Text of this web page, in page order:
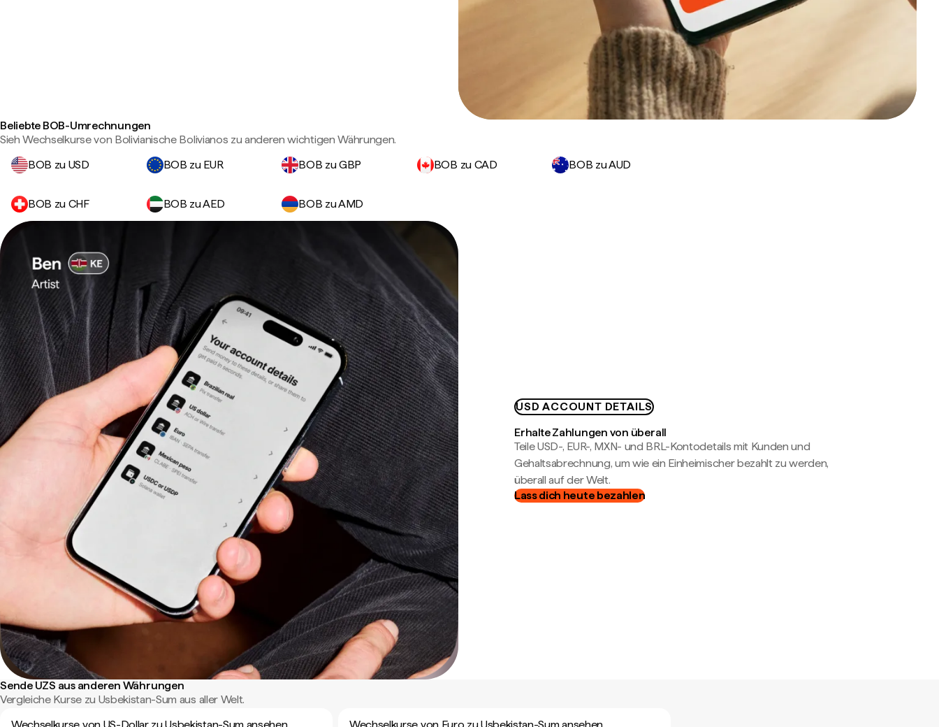
Beliebte BOB-Umrechnungen
Sieh Wechselkurse von Bolivianische Bolivianos zu anderen wichtigen Währungen.
BOB zu USD
BOB zu EUR BOB zu GBP BOB zu CAD BOB zu AUD
BOB zu CHF BOB zu AED BOB zu AMD
USD ACCOUNT DETAILS
Erhalte Zahlungen von überall
Teile USD-, EUR-, MXN- und BRL-Kontodetails mit Kunden und
Gehaltsabrechnung, um wie ein Einheimischer bezahlt zu werden,
überall auf der Welt.
Lass dich heute bezahlen
Sende UZS aus anderen Währungen
Vergleiche Kurse zu Usbekistan-Sum aus aller Welt.